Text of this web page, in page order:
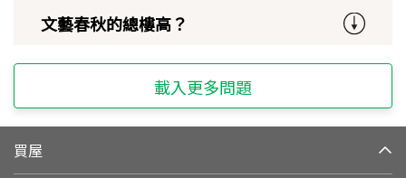
文藝春秋的總樓高？
載入更多問題
買屋